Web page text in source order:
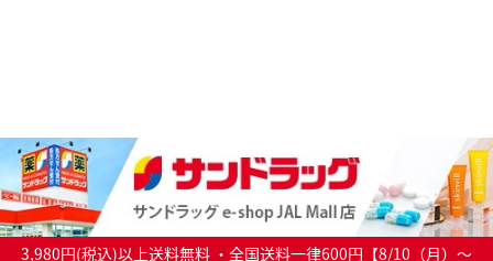
3,980円(税込)以上送料無料 ・全国送料一律600円【8/10（月）～